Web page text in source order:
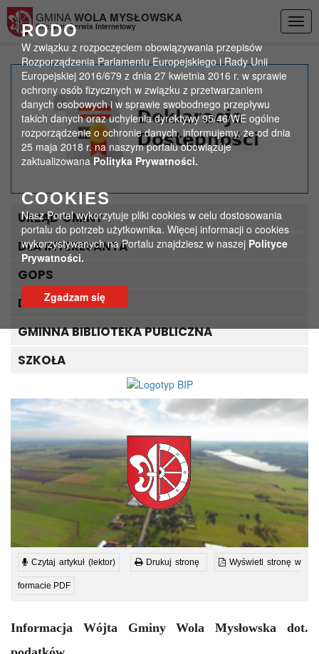
RODO
W związku z rozpoczęciem obowiązywania przepisów
Rozporządzenia Parlamentu Europejskiego i Rady Unii
Europejskiej 2016/679 z dnia 27 kwietnia 2016 r. w sprawie
ochrony osób fizycznych w związku z przetwarzaniem
danych osobowych i w sprawie swobodnego przepływu
takich danych oraz uchylenia dyrektywy 95/46/WE ogólne
rozporządzenie o ochronie danych, informujemy, że od dnia
25 maja 2018 r. na naszym portalu obowiązuje
zaktualizowanaPolityka Prywatności.
COOKIES
Nasz Portal wykorzytuje pliki cookies w celu dostosowania
portalu do potrzeb użytkownika. Więcej informacji o cookies
wykorzystywanych na Portalu znajdziesz w naszej Polityce
Prywatności.
Zgadzam się
GMINA WOLA MYSŁOWSKA
Oficjalny Serwis Internetowy
Informacja Wójta Gminy
Wola Mysłowska dot.
podatków
URZĄD GMINY
DLA INTERESANTA
GOPS
DLA TURYSTY
GMINNA BIBLIOTEKA PUBLICZNA
SZKOŁA
Czytaj artykuł (lektor) Drukuj stronę Wyświetl stronę w
formacie PDF
Informacja Wójta Gminy Wola Mysłowska dot.